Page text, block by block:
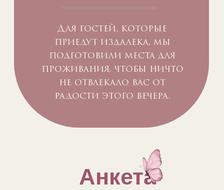
Для гостей, которые
приедут издалека, мы
подготовили места для
проживания, чтобы ничто
не отвлекало вас от
радости этого вечера.
Анкета